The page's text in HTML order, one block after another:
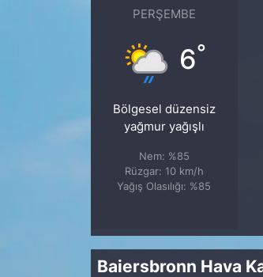
PERŞEMBE
6°
Bölgesel düzensiz
yağmur yağışlı
Nem: %85
Rüzgar: 10 km/h
Yağış Olasılığı: %85
Baiersbronn Hava